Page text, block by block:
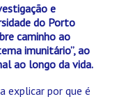
e
do Porto
caminho ao
imunitário”, ao
ao longo da vida.
explicar por que é